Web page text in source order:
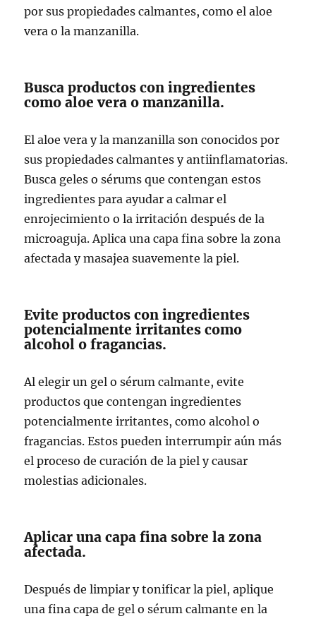
por sus propiedades calmantes, como el aloe
vera o la manzanilla.
Busca productos con ingredientes
como aloe vera o manzanilla.
El aloe vera y la manzanilla son conocidos por
sus propiedades calmantes y antiinflamatorias.
Busca geles o sérums que contengan estos
ingredientes para ayudar a calmar el
enrojecimiento o la irritación después de la
microaguja. Aplica una capa fina sobre la zona
afectada y masajea suavemente la piel.
Evite productos con ingredientes
potencialmente irritantes como
alcohol o fragancias.
Al elegir un gel o sérum calmante, evite
productos que contengan ingredientes
potencialmente irritantes, como alcohol o
fragancias. Estos pueden interrumpir aún más
el proceso de curación de la piel y causar
molestias adicionales.
Aplicar una capa fina sobre la zona
afectada.
Después de limpiar y tonificar la piel, aplique
una fina capa de gel o sérum calmante en la